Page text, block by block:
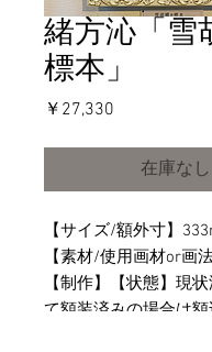
緒方沁「雪
標本」
￥27,330
在庫なし
【サイズ/額外寸】
【素材/使用画材or画
【制作】【状態】現
て額装済みの場合は